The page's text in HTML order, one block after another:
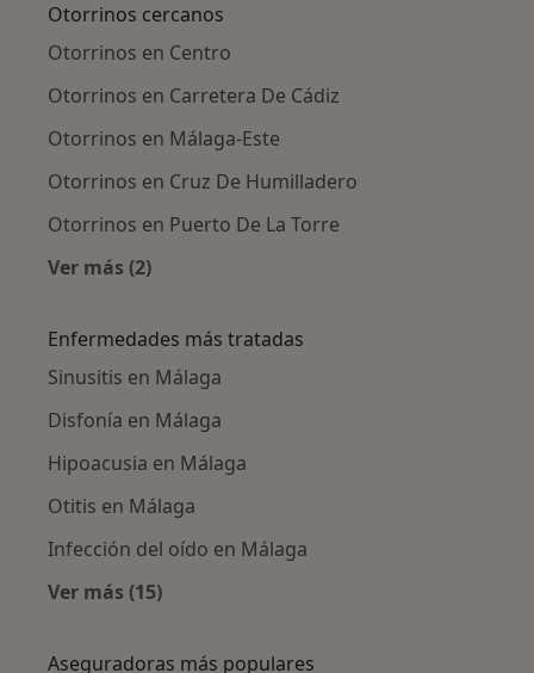
Otorrinos cercanos
Otorrinos en Centro
Otorrinos en Carretera De Cádiz
Otorrinos en Málaga-Este
Otorrinos en Cruz De Humilladero
Otorrinos en Puerto De La Torre
Ver más (2)
Enfermedades más tratadas
Sinusitis en Málaga
Disfonía en Málaga
Hipoacusia en Málaga
Otitis en Málaga
Infección del oído en Málaga
Ver más (15)
Aseguradoras más populares